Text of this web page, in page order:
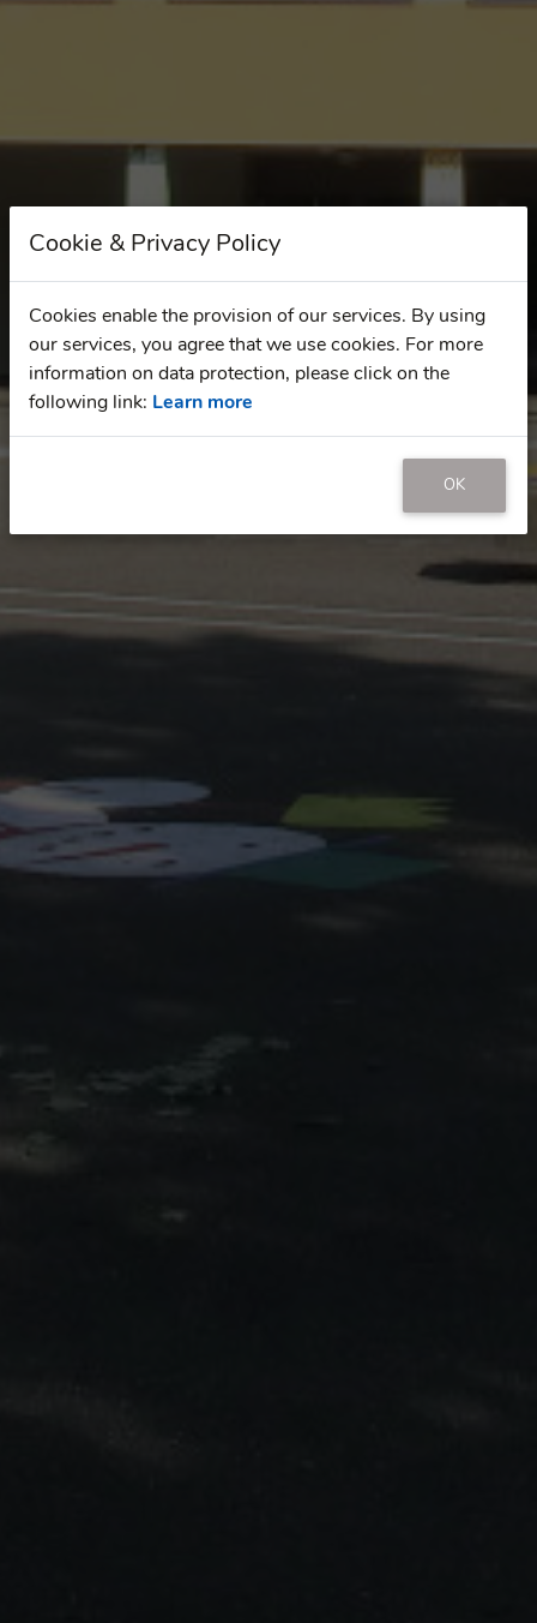
Cookie & Privacy Policy
Cookies enable the provision of our services. By using
our services, you agree that we use cookies. For more
information on data protection, please click on the
following link: Learn more
OK